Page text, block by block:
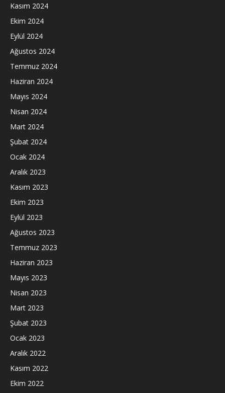
Kasım 2024
Ekim 2024
Eylül 2024
Ağustos 2024
Temmuz 2024
Haziran 2024
Mayıs 2024
Nisan 2024
Mart 2024
Şubat 2024
Ocak 2024
Aralık 2023
Kasım 2023
Ekim 2023
Eylül 2023
Ağustos 2023
Temmuz 2023
Haziran 2023
Mayıs 2023
Nisan 2023
Mart 2023
Şubat 2023
Ocak 2023
Aralık 2022
Kasım 2022
Ekim 2022